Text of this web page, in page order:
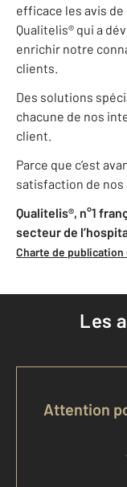
efficace les avis
Qualitelis® qui a
enrichir notre
clients.
Des solutions
chacune de nos
client.
Parce que c’est
satisfaction de
Qualitelis®, n°1
secteur de
Charte de publication
Les
Attention